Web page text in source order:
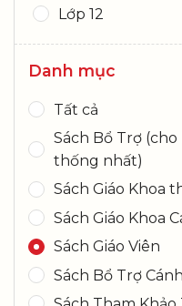
Lớp 12
Danh mục
Tất cả
Sách Bổ Trợ (cho
thống nhất)
Sách Giáo Khoa
Sách Giáo Khoa
Sách Giáo Viên
Sách Bổ Trợ